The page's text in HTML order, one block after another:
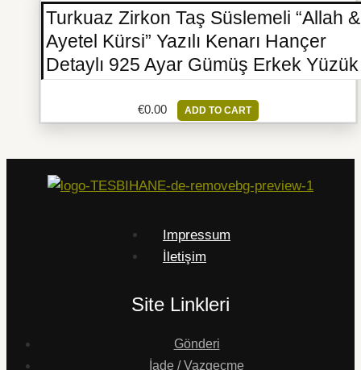
Turkuaz Zirkon Taş Süslemeli “Allah &
Ayetel Kürsi” Yazılı Kenarı Hançer
Detaylı 925 Ayar Gümüş Erkek Yüzük
€0.00 ADD TO CART
Impressum
İletişim
Site Linkleri
Gönderi
İade / Vazgeçme